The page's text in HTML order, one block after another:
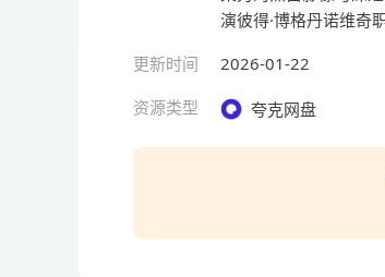
演彼得·博格丹诺维奇
更新时间
2026-01-22
资源类型
夸克网盘